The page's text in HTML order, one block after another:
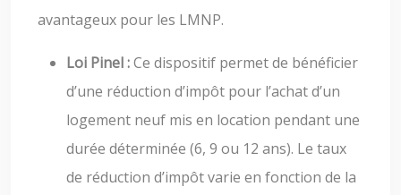
avantageux pour les LMNP.
Loi Pinel :Ce dispositif permet de bénéficier
d’une réduction d’impôt pour l’achat d’un
logement neuf mis en location pendant une
durée déterminée (6, 9 ou 12 ans). Le taux
de réduction d’impôt varie en fonction de la